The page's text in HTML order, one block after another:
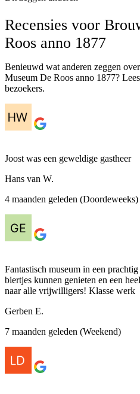
Recensies voor
Roos anno 1877
Benieuwd wat anderen zeggen
Museum De Roos anno 1877?
bezoekers.
Joost was een geweldige gastheer
Hans van W.
4 maanden geleden (Doordeweeks)
Fantastisch museum in een
biertjes kunnen genieten en een
naar alle vrijwilligers! Klasse werk
Gerben E.
7 maanden geleden (Weekend)